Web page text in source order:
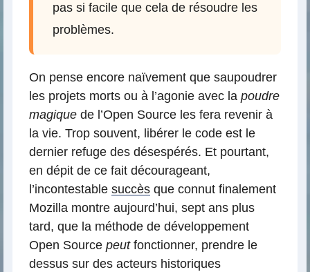
pas si facile que cela de résoudre les
problèmes.
On pense encore naïvement que saupoudrer
les projets morts ou à l’agonie avec la poudre
magique de l’Open Source les fera revenir à
la vie. Trop souvent, libérer le code est le
dernier refuge des désespérés. Et pourtant,
en dépit de ce fait décourageant,
l’incontestable succès que connut finalement
Mozilla montre aujourd’hui, sept ans plus
tard, que la méthode de développement
Open Source peutfonctionner, prendre le
dessus sur des acteurs historiques